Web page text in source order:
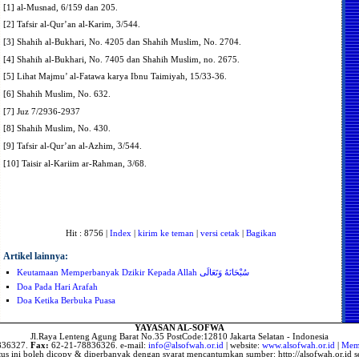
[1] al-Musnad, 6/159 dan 205.
[2] Tafsir al-Qur’an al-Karim, 3/544.
[3] Shahih al-Bukhari, No. 4205 dan Shahih Muslim, No. 2704.
[4] Shahih al-Bukhari, No. 7405 dan Shahih Muslim, no. 2675.
[5] Lihat Majmu’ al-Fatawa karya Ibnu Taimiyah, 15/33-36.
[6] Shahih Muslim, No. 632.
[7] Juz 7/2936-2937
[8] Shahih Muslim, No. 430.
[9] Tafsir al-Qur’an al-Azhim, 3/544.
[10] Taisir al-Kariim ar-Rahman, 3/68.
Hit : 8756 | Index| kirim ke teman| versi cetak| Bagikan
Artikel lainnya:
Keutamaan Memperbanyak Dzikir Kepada Allah سُبْحَانَهُ وَتَعَالَى
Doa Pada Hari Arafah
Doa Ketika Berbuka Puasa
YAYASAN AL-SOFWA
Jl.Raya Lenteng Agung Barat No.35 PostCode:12810 Jakarta Selatan - Indonesia
Fax: 62-21-78836326. e-mail: info@alsofwah.or.id | website: www.alsofwah.or.id
ini boleh dicopy & diperbanyak dengan syarat mencantumkan sumber: http://alsofwah.or.id